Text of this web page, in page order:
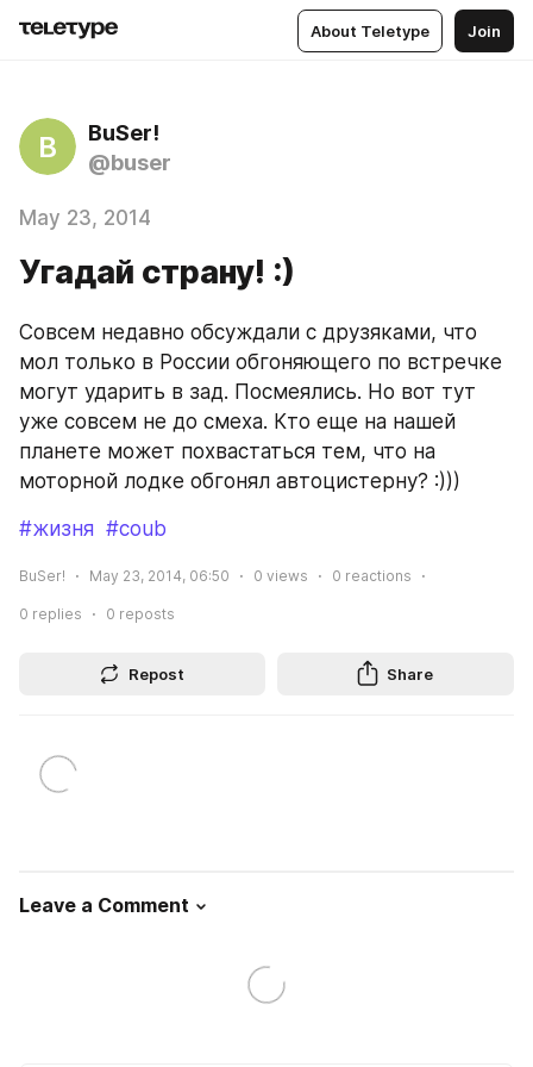
About Teletype Join
B
BuSer!
@buser
May 23, 2014
Угадай страну! :)
Совсем недавно обсуждали с друзяками, что
мол только в России обгоняющего по встречке
могут ударить в зад. Посмеялись. Но вот тут
уже совсем не до смеха. Кто еще на нашей
планете может похвастаться тем, что на
моторной лодке обгонял автоцистерну? :)))
#жизня #coub
BuSer! May 23, 2014, 06:50 0 views 0 reactions
0 replies 0 reposts
Repost Share
Leave a Comment